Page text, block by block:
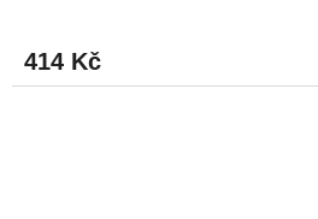
je
4,7
414 Kč